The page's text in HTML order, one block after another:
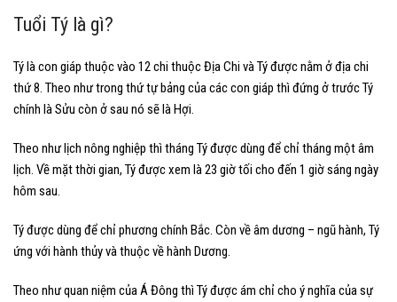
Tuổi Tý là gì?
Tý là con giáp thuộc vào 12 chi thuộc Địa Chi và Tý được nằm ở địa chi
thứ 8. Theo như trong thứ tự bảng của các con giáp thì đứng ở trước Tý
chính là Sửu còn ở sau nó sẽ là Hợi.
Theo như lịch nông nghiệp thì tháng Tý được dùng để chỉ tháng một âm
lịch. Về mặt thời gian, Tý được xem là 23 giờ tối cho đến 1 giờ sáng ngày
hôm sau.
Tý được dùng để chỉ phương chính Bắc. Còn về âm dương – ngũ hành, Tý
ứng với hành thủy và thuộc về hành Dương.
Theo như quan niệm của Á Đông thì Tý được ám chỉ cho ý nghĩa của sự